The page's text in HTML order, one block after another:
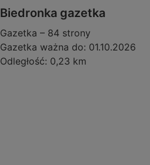
Biedronka gazetka
Gazetka – 84 strony
Gazetka ważna do: 01.10.2026
Odległość: 0,23 km